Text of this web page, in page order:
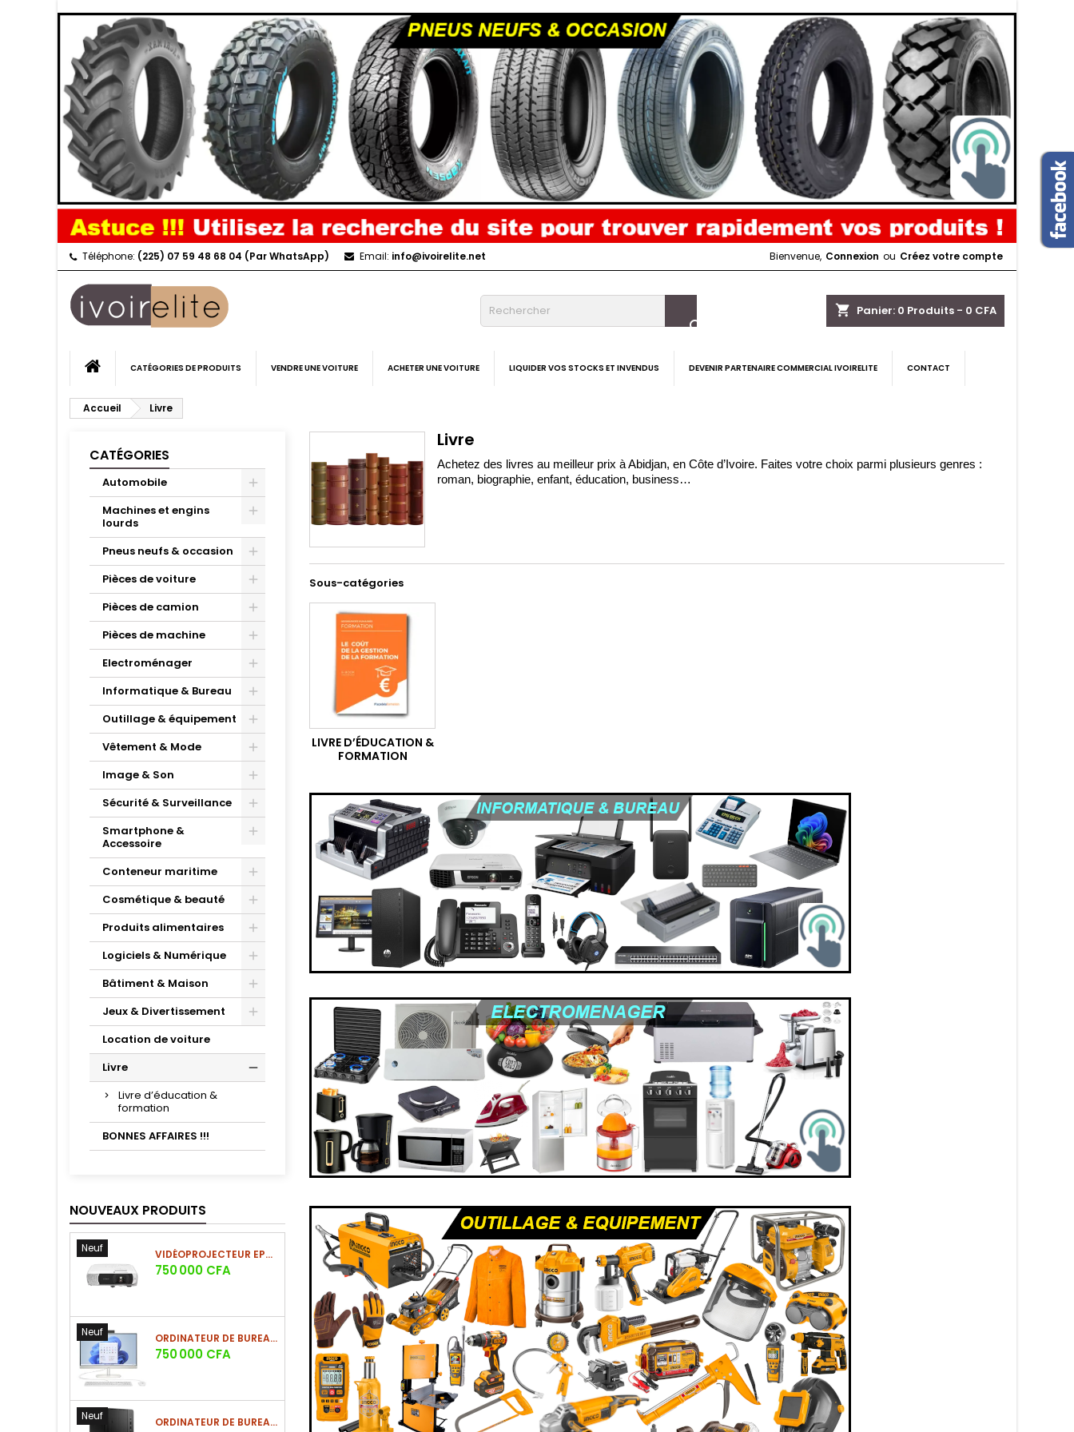
Téléphone: (225) 07 59 48 68 04 (Par WhatsApp) Email: info@ivoirelite.net Bienvenue, Connexion ou Créez votre compte
shopping_cart Panier: 0 Produits - 0 CFA

CATÉGORIES DE PRODUITS VENDRE UNE VOITURE ACHETER UNE VOITURE LIQUIDER VOS STOCKS ET INVENDUS DEVENIR PARTENAIRE COMMERCIAL IVOIRELITE CONTACT
Accueil Livre
CATÉGORIES
Automobile
Machines et engins
lourds
Pneus neufs & occasion
Pièces de voiture
Pièces de camion
Pièces de machine
Electroménager
Informatique & Bureau
Outillage & équipement
Vêtement & Mode
Image & Son
Sécurité & Surveillance
Smartphone &
Accessoire
Conteneur maritime
Cosmétique & beauté
Produits alimentaires
Logiciels & Numérique
Bâtiment & Maison
Jeux & Divertissement
Location de voiture
Livre
Livre d’éducation &
formation
BONNES AFFAIRES !!!
NOUVEAUX PRODUITS
Neuf VIDÉOPROJECTEUR EPSON EB-FH54 FULL HD 3LCD 4100 LUMENS
Prix
750 000 CFA
Neuf ORDINATEUR DE BUREAU HP ALL-IN-ONE 23,8 POUCES CORE I7 16GO/1TO SSD
Prix
750 000 CFA
Neuf ORDINATEUR DE BUREAU HP PRO TOWER 290 G9 CORE I7-14700 8GO/512GO SSD
Livre
Achetez des livres au meilleur prix à Abidjan, en Côte d’Ivoire. Faites votre choix parmi plusieurs genres :
roman, biographie, enfant, éducation, business…
Sous-catégories
LIVRE D’ÉDUCATION &
FORMATION